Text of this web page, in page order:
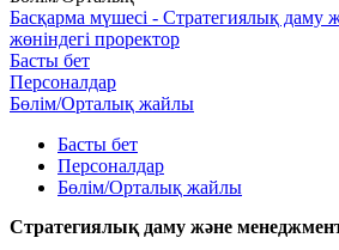
Басқарма мүшесі - Стратегиялық даму
жөніндегі проректор
Басты бет
Персоналдар
Бөлім/Орталық жайлы
Басты бет
Персоналдар
Бөлім/Орталық жайлы
Стратегиялық даму және менеджмент